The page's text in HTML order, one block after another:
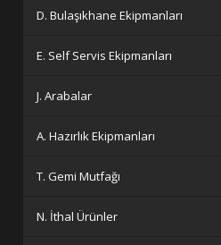
D. Bulaşıkhane Ekipmanları
E. Self Servis Ekipmanları
J. Arabalar
A. Hazırlık Ekipmanları
T. Gemi Mutfağı
N. İthal Ürünler